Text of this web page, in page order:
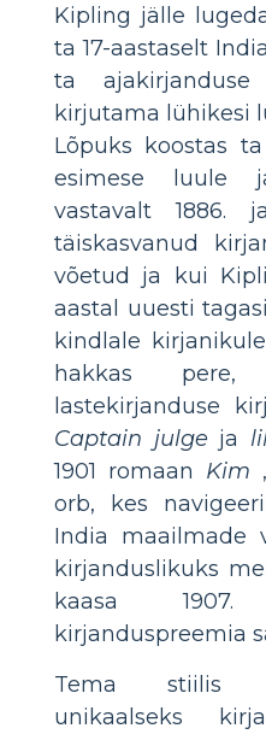
Kipling jälle
ta 17-aastaselt
ta
kirjutama lühikesi
Lõpuks koostas
esimese luule
vastavalt 1886.
täiskasvanud
võetud ja kui
aastal uuesti
kindlale
hakkas pere,
lastekirjanduse
Captain julge ja
1901 romaan Kim
orb, kes
India maailmade
kirjanduslikuks
kaasa
kirjanduspreemia
Tema stiilis
unikaalseks